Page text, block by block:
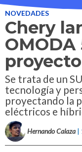
NOVEDADES
Chery
Se trata de un
tecnología y
proyectando la
eléctricos e
Hernando Calaza |